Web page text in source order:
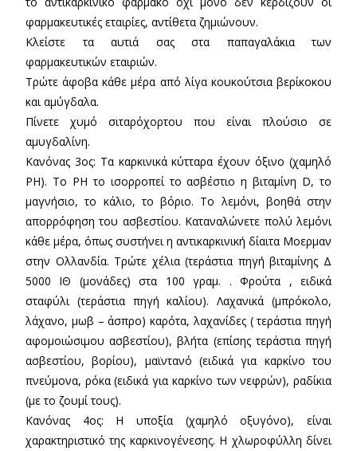
φαρμακευτικές εταιρίες, αντίθετα ζημιώνουν.
Κλείστε τα αυτιά σας στα παπαγαλάκια των
φαρμακευτικών εταιριών.
Τρώτε άφοβα κάθε μέρα από λίγα κουκούτσια βερίκοκου
και αμύγδαλα.
Πίνετε χυμό σιταρόχορτου που είναι πλούσιο σε
αμυγδαλίνη.
Κανόνας 3ος: Τα καρκινικά κύτταρα έχουν όξινο (χαμηλό
ΡΗ). Το ΡΗ το ισορροπεί το ασβέστιο η βιταμίνη D, το
μαγνήσιο, το κάλιο, το βόριο. Το λεμόνι, βοηθά στην
απορρόφηση του ασβεστίου. Καταναλώνετε πολύ λεμόνι
κάθε μέρα, όπως συστήνει η αντικαρκινική δίαιτα Μοερμαν
στην Ολλανδία. Τρώτε χέλια (τεράστια πηγή βιταμίνης Δ
5000 ΙΘ (μονάδες) στα 100 γραμ. . Φρούτα , ειδικά
σταφύλι (τεράστια πηγή καλίου). Λαχανικά (μπρόκολο,
λάχανο, μωβ – άσπρο) καρότα, λαχανίδες ( τεράστια πηγή
αφομοιώσιμου ασβεστίου), βλήτα (επίσης τεράστια πηγή
ασβεστίου, βορίου), μαϊντανό (ειδικά για καρκίνο του
πνεύμονα, ρόκα (ειδικά για καρκίνο των νεφρών), ραδίκια
(με το ζουμί τους).
Κανόνας 4ος: Η υποξία (χαμηλό οξυγόνο), είναι
χαρακτηριστικό της καρκινογένεσης. H χλωροφύλλη δίνει